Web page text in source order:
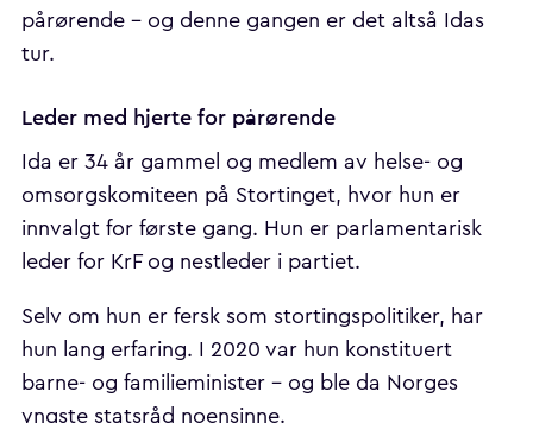
pårørende – og denne gangen er det altså Idas
tur.
Leder med hjerte for pårørende
Ida er 34 år gammel og medlem av helse- og
omsorgskomiteen på Stortinget, hvor hun er
innvalgt for første gang. Hun er parlamentarisk
leder for KrF og nestleder i partiet.
Selv om hun er fersk som stortingspolitiker, har
hun lang erfaring. I 2020 var hun konstituert
barne- og familieminister – og ble da Norges
yngste statsråd noensinne.